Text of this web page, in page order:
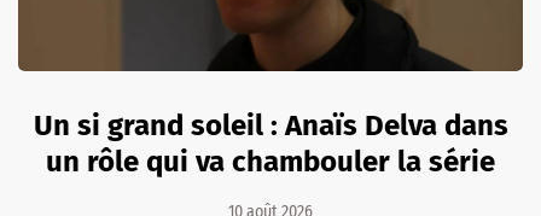
Un si grand soleil : Anaïs Delva dans
un rôle qui va chambouler la série